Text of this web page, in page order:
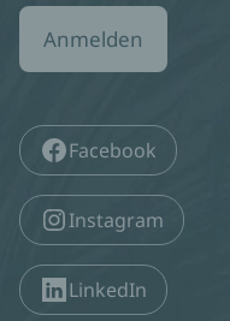
Anmelden
Facebook
Instagram
LinkedIn